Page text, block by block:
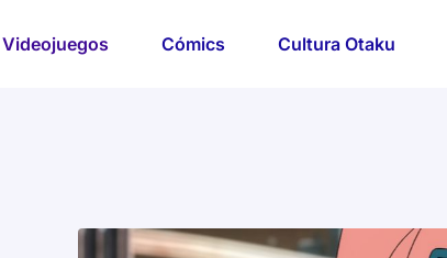
Videojuegos Cómics Cultura Otaku